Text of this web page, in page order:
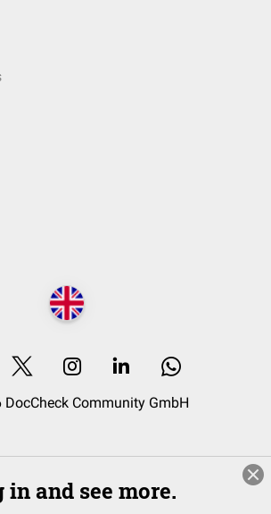
Community GmbH
in and see more.